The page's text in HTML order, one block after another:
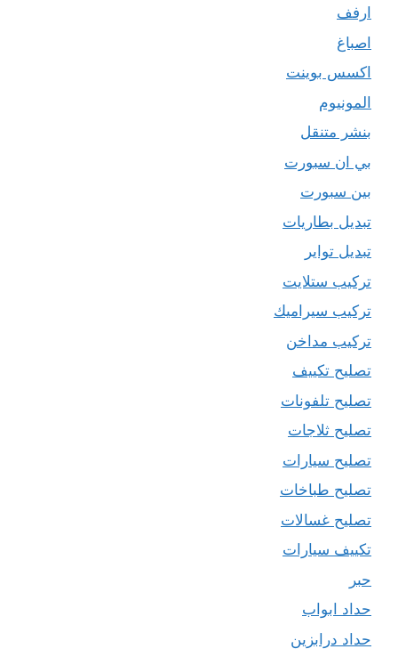
ارفف
اصباغ
اكسس بوينت
المونيوم
بنشر متنقل
بي ان سبورت
بين سبورت
تبديل بطاريات
تبديل تواير
تركيب ستلايت
تركيب سيراميك
تركيب مداخن
تصليح تكييف
تصليح تلفونات
تصليح ثلاجات
تصليح سيارات
تصليح طباخات
تصليح غسالات
تكييف سيارات
حبر
حداد ابواب
حداد درابزين